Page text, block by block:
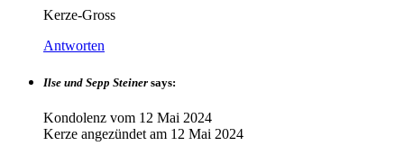
Kerze-Gross
Antworten
Ilse und Sepp Steiner says:
Kondolenz vom 12 Mai 2024
Kerze angezündet am 12 Mai 2024